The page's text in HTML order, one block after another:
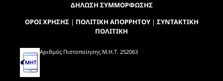
ΔΗΛΩΣΗ ΣΥΜΜΟΡΦΩΣΗΣ
ΟΡΟΙ ΧΡΗΣΗΣ| ΠΟΛΙΤΙΚΗ ΑΠΟΡΡΗΤΟΥ| ΣΥΝΤΑΚΤΙΚΗ
ΠΟΛΙΤΙΚΗ
Αριθμός Πιστοποίησης Μ.Η.Τ. 252063